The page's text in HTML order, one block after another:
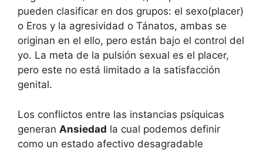
pueden clasificar en dos grupos: el sexo(placer)
o Eros y la agresividad o Tánatos, ambas se
originan en el ello, pero están bajo el control del
yo. La meta de la pulsión sexual es el placer,
pero este no está limitado a la satisfacción
genital.
Los conflictos entre las instancias psíquicas
generan Ansiedad la cual podemos definir
como un estado afectivo desagradable